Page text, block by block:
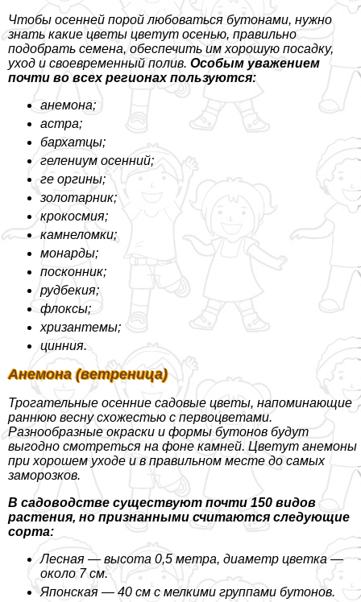
Чтобы осенней порой любоваться бутонами, нужно
знать какие цветы цветут осенью, правильно
подобрать семена, обеспечить им хорошую посадку,
уход и своевременный полив. Особым уважением
почти во всех регионах пользуются:
анемона;
астра;
бархатцы;
гелениум осенний;
ге opгины;
золотарник;
крокосмия;
камнеломки;
монарды;
посконник;
рудбекия;
флоксы;
хризантемы;
цинния.
Анемона (ветреница)
Трогательные осенние садовые цветы, напоминающие
раннюю весну схожестью с первоцветами.
Разнообразные окраски и формы бутонов будут
выгодно смотреться на фоне камней. Цветут анемоны
при хорошем уходе и в правильном месте до самых
заморозков.
В садоводстве существуют почти 150 видов
растения, но признанными считаются следующие
сорта:
Лесная — высота 0,5 метра, диаметр цветка —
около 7 см.
Японская — 40 см с мелкими группами бутонов.